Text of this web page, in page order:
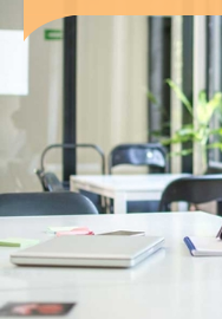
Leichte Sprache
Gebärdensprache